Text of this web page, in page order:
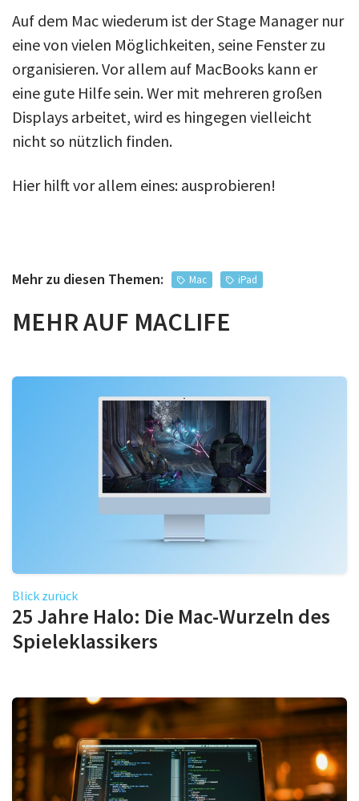
Auf dem Mac wiederum ist der Stage Manager nur
eine von vielen Möglichkeiten, seine Fenster zu
organisieren. Vor allem auf MacBooks kann er
eine gute Hilfe sein. Wer mit mehreren großen
Displays arbeitet, wird es hingegen vielleicht
nicht so nützlich finden.
Hier hilft vor allem eines: ausprobieren!
Mehr zu diesen Themen: Mac iPad
MEHR AUF MACLIFE
Blick zurück
25 Jahre Halo: Die Mac-Wurzeln des
Spieleklassikers